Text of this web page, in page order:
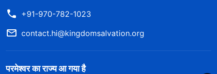
+91-970-782-1023
contact.hi@kingdomsalvation.org
परमेश्वर का राज्य आ गया है